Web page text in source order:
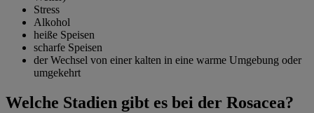
Stress
Alkohol
heiße Speisen
scharfe Speisen
der Wechsel von einer kalten in eine warme Umgebung oder
umgekehrt
Welche Stadien gibt es bei der Rosacea?